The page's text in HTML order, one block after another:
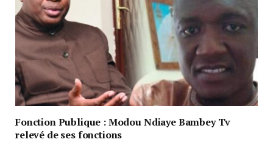
Fonction Publique : Modou Ndiaye Bambey Tv
relevé de ses fonctions